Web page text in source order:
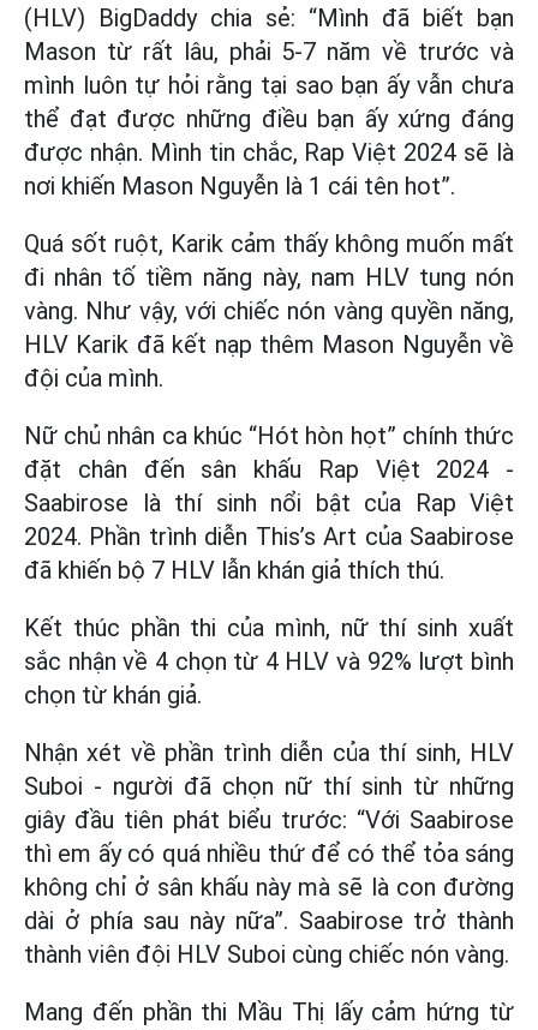
(HLV) BigDaddy chia sẻ: “Mình đã biết bạn
Mason từ rất lâu, phải 5-7 năm về trước và
mình luôn tự hỏi rằng tại sao bạn ấy vẫn chưa
thể đạt được những điều bạn ấy xứng đáng
được nhận. Mình tin chắc, Rap Việt 2024 sẽ là
nơi khiến Mason Nguyễn là 1 cái tên hot”.
Quá sốt ruột, Karik cảm thấy không muốn mất
đi nhân tố tiềm năng này, nam HLV tung nón
vàng. Như vậy, với chiếc nón vàng quyền năng,
HLV Karik đã kết nạp thêm Mason Nguyễn về
đội của mình.
Nữ chủ nhân ca khúc “Hót hòn họt” chính thức
đặt chân đến sân khấu Rap Việt 2024 -
Saabirose là thí sinh nổi bật của Rap Việt
2024. Phần trình diễn This’s Art của Saabirose
đã khiến bộ 7 HLV lẫn khán giả thích thú.
Kết thúc phần thi của mình, nữ thí sinh xuất
sắc nhận về 4 chọn từ 4 HLV và 92% lượt bình
chọn từ khán giả.
Nhận xét về phần trình diễn của thí sinh, HLV
Suboi - người đã chọn nữ thí sinh từ những
giây đầu tiên phát biểu trước: “Với Saabirose
thì em ấy có quá nhiều thứ để có thể tỏa sáng
không chỉ ở sân khấu này mà sẽ là con đường
dài ở phía sau này nữa”. Saabirose trở thành
thành viên đội HLV Suboi cùng chiếc nón vàng.
Mang đến phần thi Mầu Thị lấy cảm hứng từ